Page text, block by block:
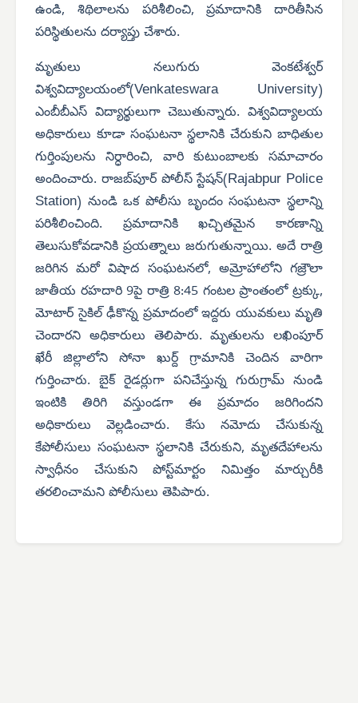
ఉండి, శిథిలాలను పరిశీలించి, ప్రమాదానికి దారితీసిన
పరిస్థితులను దర్యాప్తు చేశారు.
మృతులు నలుగురు వెంకటేశ్వర్
విశ్వవిద్యాలయంలో(Venkateswara University)
ఎంబీబీఎస్ విద్యార్థులుగా చెబుతున్నారు. విశ్వవిద్యాలయ
అధికారులు కూడా సంఘటనా స్థలానికి చేరుకుని బాధితుల
గుర్తింపులను నిర్ధారించి, వారి కుటుంబాలకు సమాచారం
అందించారు. రాజబ్‌పూర్ పోలీస్ స్టేషన్(Rajabpur Police
Station) నుండి ఒక పోలీసు బృందం సంఘటనా స్థలాన్ని
పరిశీలించింది. ప్రమాదానికి ఖచ్చితమైన కారణాన్ని
తెలుసుకోవడానికి ప్రయత్నాలు జరుగుతున్నాయి. అదే రాత్రి
జరిగిన మరో విషాద సంఘటనలో, అమ్రోహాలోని గజ్రౌలా
జాతీయ రహదారి 9పై రాత్రి 8:45 గంటల ప్రాంతంలో ట్రక్కు,
మోటార్ సైకిల్ ఢీకొన్న ప్రమాదంలో ఇద్దరు యువకులు మృతి
చెందారని అధికారులు తెలిపారు. మృతులను లఖింపూర్
ఖేరీ జిల్లాలోని సోనా ఖుర్ద్ గ్రామానికి చెందిన వారిగా
గుర్తించారు. బైక్ రైడర్లుగా పనిచేస్తున్న గురుగ్రామ్ నుండి
ఇంటికి తిరిగి వస్తుండగా ఈ ప్రమాదం జరిగిందని
అధికారులు వెల్లడించారు. కేసు నమోదు చేసుకున్న
కేపోలీసులు సంఘటనా స్థలానికి చేరుకుని, మృతదేహాలను
స్వాధీనం చేసుకుని పోస్ట్‌మార్టం నిమిత్తం మార్చురీకి
తరలించామని పోలీసులు తెపిపారు.